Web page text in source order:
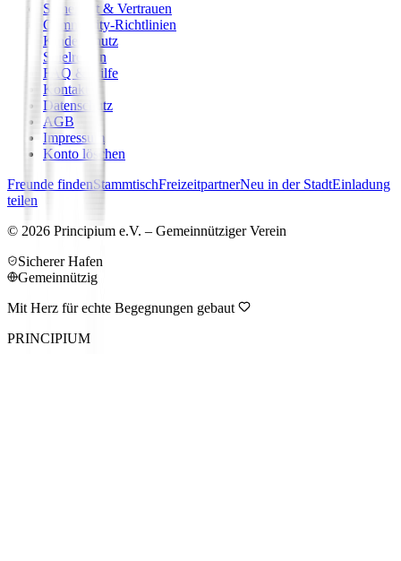
Sicherheit & Vertrauen
Community-Richtlinien
Kinderschutz
Spielregeln
FAQ & Hilfe
Kontakt
Datenschutz
AGB
Impressum
Konto löschen
Freunde findenStammtischFreizeitpartnerNeu in der StadtEinladung
teilen
© 2026 Principium e.V. – Gemeinnütziger Verein
Sicherer Hafen
Gemeinnützig
Mit Herz für echte Begegnungen gebaut
PRINCIPIUM